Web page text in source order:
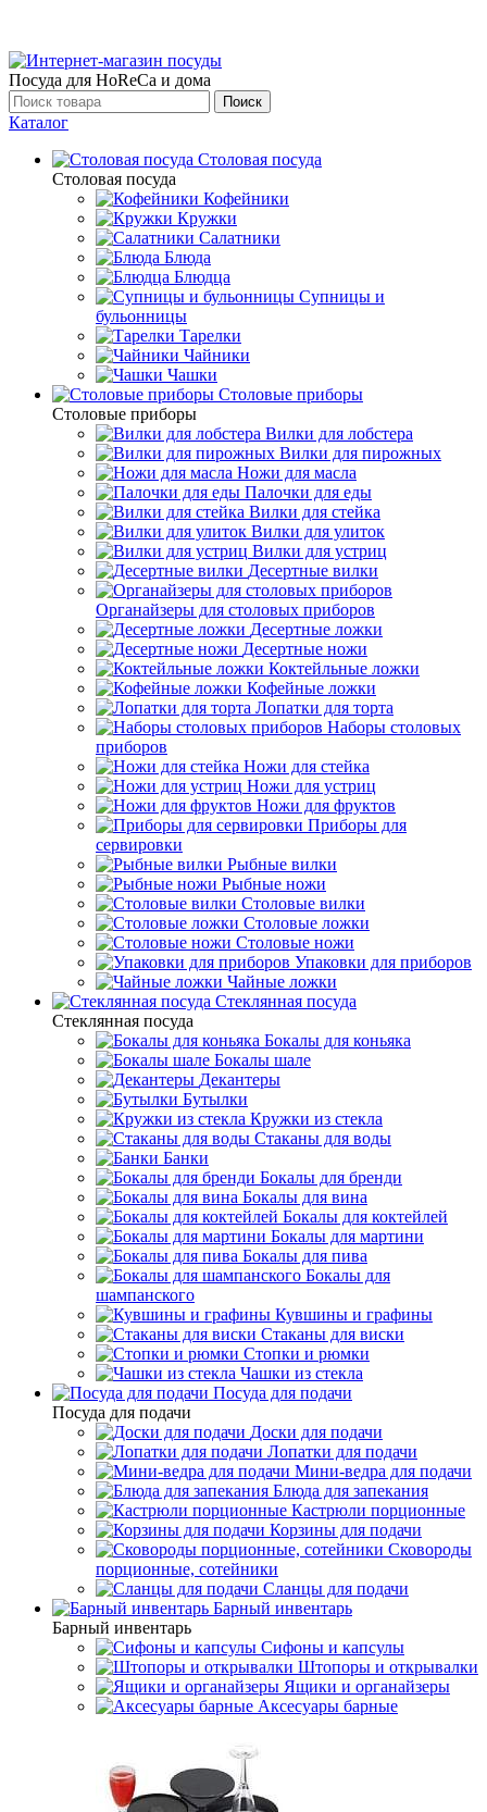
Посуда для HoReCa и дома
Поиск
Каталог
Столовая посуда
Столовая посуда
Кофейники
Кружки
Салатники
Блюда
Блюдца
Супницы и
бульонницы
Тарелки
Чайники
Чашки
Cтоловые приборы
Cтоловые приборы
Вилки для лобстера
Вилки для пирожных
Ножи для масла
Палочки для еды
Вилки для стейка
Вилки для улиток
Вилки для устриц
Десертные вилки
Органайзеры для столовых приборов
Десертные ложки
Десертные ножи
Коктейльные ложки
Кофейные ложки
Лопатки для торта
Наборы столовых
приборов
Ножи для стейка
Ножи для устриц
Ножи для фруктов
Приборы для
сервировки
Рыбные вилки
Рыбные ножи
Столовые вилки
Столовые ложки
Столовые ножи
Упаковки для приборов
Чайные ложки
Стеклянная посуда
Стеклянная посуда
Бокалы для коньяка
Бокалы шале
Декантеры
Бутылки
Кружки из стекла
Стаканы для воды
Банки
Бокалы для бренди
Бокалы для вина
Бокалы для коктейлей
Бокалы для мартини
Бокалы для пива
Бокалы для
шампанского
Кувшины и графины
Стаканы для виски
Стопки и рюмки
Чашки из стекла
Посуда для подачи
Посуда для подачи
Доски для подачи
Лопатки для подачи
Мини-ведра для подачи
Блюда для запекания
Кастрюли порционные
Корзины для подачи
Сковороды
порционные, сотейники
Сланцы для подачи
Барный инвентарь
Барный инвентарь
Сифоны и капсулы
Штопоры и открывалки
Ящики и органайзеры
Аксесуары барные